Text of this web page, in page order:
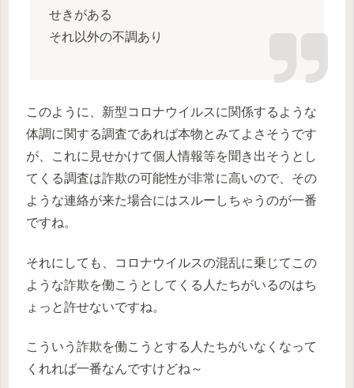
せきがある
それ以外の不調あり
このように、新型コロナウイルスに関係するような
体調に関する調査であれば本物とみてよさそうです
が、これに見せかけて個人情報等を聞き出そうとし
てくる調査は詐欺の可能性が非常に高いので、その
ような連絡が来た場合にはスルーしちゃうのが一番
ですね。
それにしても、コロナウイルスの混乱に乗じてこの
ような詐欺を働こうとしてくる人たちがいるのはち
ょっと許せないですね。
こういう詐欺を働こうとする人たちがいなくなって
くれれば一番なんですけどね～